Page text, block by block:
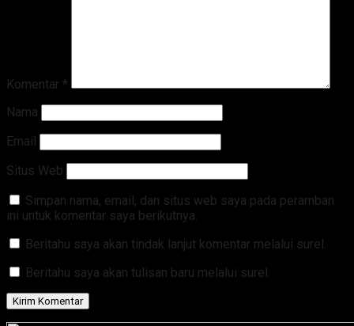
Komentar *
Nama
Email
Situs Web
Simpan nama, email, dan situs web saya pada peramban
ini untuk komentar saya berikutnya.
Beritahu saya akan tindak lanjut komentar melalui surel.
Beritahu saya akan tulisan baru melalui surel.